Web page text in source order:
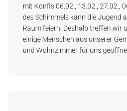
mit Konfis 06.02., 13.02., 27.02.,
des Schimmels kann die Jugend
Raum feiern. Deshalb treffen wir
einige Menschen aus unserer
und Wohnzimmer für uns